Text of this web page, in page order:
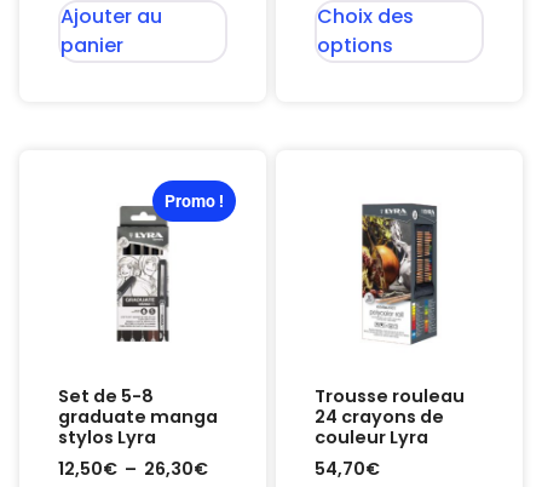
Ajouter au
panier
Choix des
options
Promo !
Set de 5-8
graduate manga
stylos Lyra
12,50€ – 26,30€
Trousse rouleau
24 crayons de
couleur Lyra
54,70€